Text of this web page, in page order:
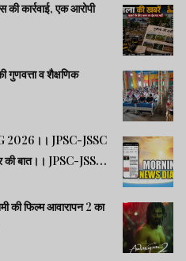
कार्रवाई, एक आरोपी
गुणवत्ता व शैक्षणिक
JPSC-JSSC
की बात।। JPSC-JSSC
अड़े।। ACB ने नेक्सजेन के
समेत कई खबरें व
फिल्म आवारापन 2 का